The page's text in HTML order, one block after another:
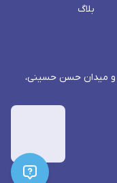
بلاگ
و میدان حسن حسینی،